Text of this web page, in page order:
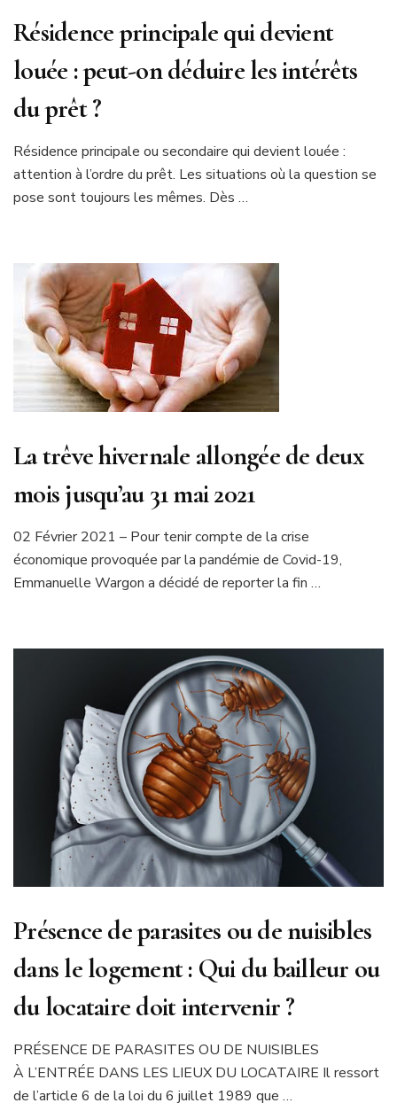
Résidence principale qui devient
louée : peut-on déduire les intérêts
du prêt ?
Résidence principale ou secondaire qui devient louée :
attention à l’ordre du prêt. Les situations où la question se
pose sont toujours les mêmes. Dès …
La trêve hivernale allongée de deux
mois jusqu’au 31 mai 2021
02 Février 2021 – Pour tenir compte de la crise
économique provoquée par la pandémie de Covid-19,
Emmanuelle Wargon a décidé de reporter la fin …
Présence de parasites ou de nuisibles
dans le logement : Qui du bailleur ou
du locataire doit intervenir ?
PRÉSENCE DE PARASITES OU DE NUISIBLES
À L’ENTRÉE DANS LES LIEUX DU LOCATAIRE Il ressort
de l’article 6 de la loi du 6 juillet 1989 que …